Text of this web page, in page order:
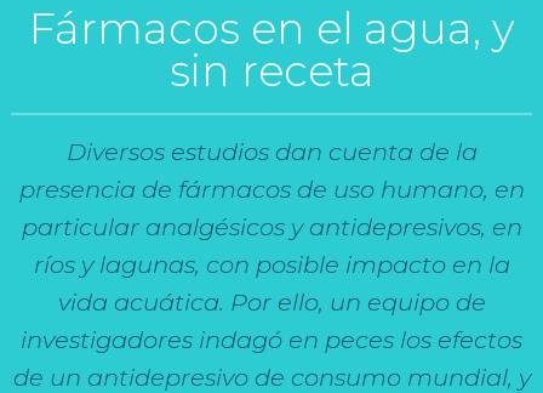
Fármacos en el agua, y
sin receta
Diversos estudios dan cuenta de la
presencia de fármacos de uso humano, en
particular analgésicos y antidepresivos, en
ríos y lagunas, con posible impacto en la
vida acuática. Por ello, un equipo de
investigadores indagó en peces los efectos
de un antidepresivo de consumo mundial, y